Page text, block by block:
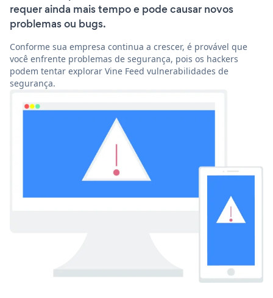
requer ainda mais tempo e pode causar novos
problemas ou bugs.
Conforme sua empresa continua a crescer, é provável que
você enfrente problemas de segurança, pois os hackers
podem tentar explorar Vine Feed vulnerabilidades de
segurança.